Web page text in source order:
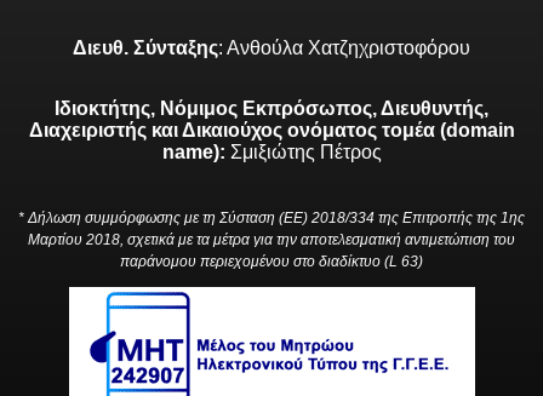
Διευθ. Σύνταξης: Ανθούλα Χατζηχριστοφόρου
Ιδιοκτήτης, Νόμιμος Εκπρόσωπος, Διευθυντής,
Διαχειριστής και Δικαιούχος ονόματος τομέα (domain
name): Σμιξιώτης Πέτρος
* Δήλωση συμμόρφωσης με τη Σύσταση (ΕΕ) 2018/334 της Επιτροπής της 1ης
Μαρτίου 2018, σχετικά με τα μέτρα για την αποτελεσματική αντιμετώπιση του
παράνομου περιεχομένου στο διαδίκτυο (L 63)